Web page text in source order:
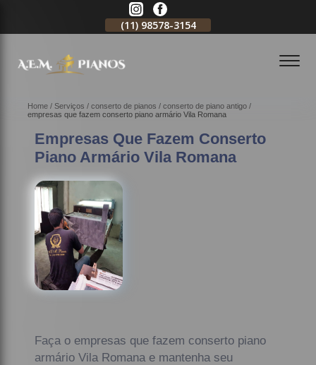
(11) 98578-3154
Home Serviços conserto de pianos
conserto de piano antigo
empresas que fazem conserto piano armário Vila Romana
Empresas Que Fazem Conserto
Piano Armário Vila Romana
Faça o empresas que fazem conserto piano
armário Vila Romana e mantenha seu